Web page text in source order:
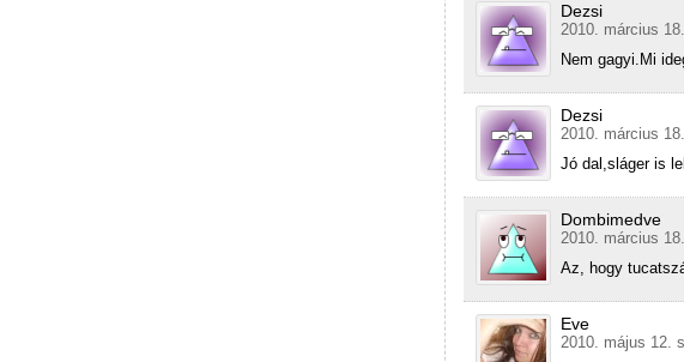
Dezsi
2010. március
Nem gagyi.Mi
Dezsi
2010. március
Jó dal,sláger is
Dombimedve
2010. március
Az, hogy
Eve
2010. május 12.